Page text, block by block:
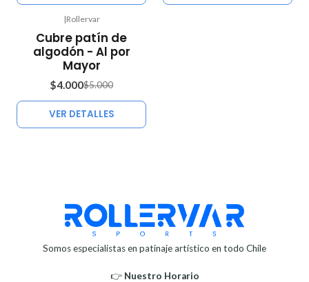
-20%
OFF
Agotado
|Rollervar
Cubre patín de
algodón - Al por
Mayor
$4.000$5.000
VER DETALLES
Somos especialistas en patinaje artístico en todo Chile
👉 Nuestro Horario⁣⁣